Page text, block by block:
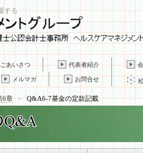
する
ごあいさつ 代表者紹介
メルマガ お問合せ
6章 > Q&A6-7基金の定款記載